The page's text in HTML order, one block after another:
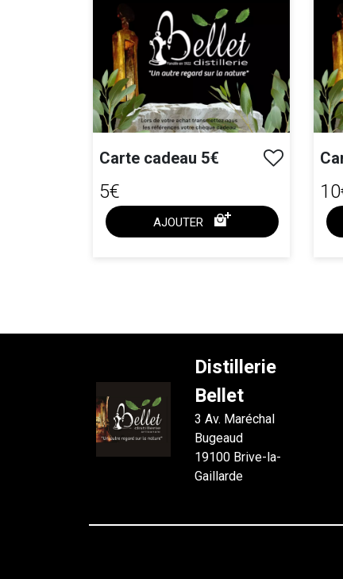
Carte cadeau 5€
5€
AJOUTER
Distillerie
Bellet
3 Av. Maréchal
Bugeaud
19100 Brive-la-
Gaillarde